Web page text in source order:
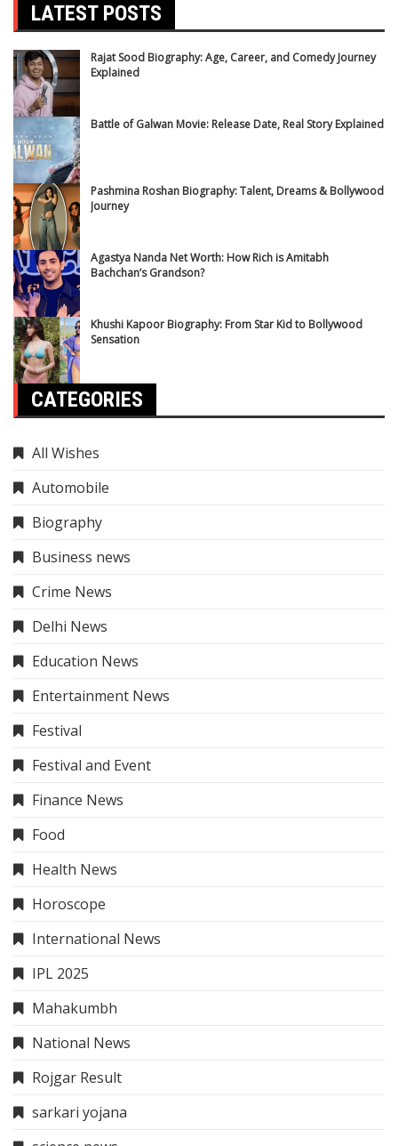
LATEST POSTS
Rajat Sood Biography: Age, Career, and Comedy Journey
Explained
Battle of Galwan Movie: Release Date, Real Story Explained
Pashmina Roshan Biography: Talent, Dreams & Bollywood
Journey
Agastya Nanda Net Worth: How Rich is Amitabh
Bachchan’s Grandson?
Khushi Kapoor Biography: From Star Kid to Bollywood
Sensation
CATEGORIES
All Wishes
Automobile
Biography
Business news
Crime News
Delhi News
Education News
Entertainment News
Festival
Festival and Event
Finance News
Food
Health News
Horoscope
International News
IPL 2025
Mahakumbh
National News
Rojgar Result
sarkari yojana